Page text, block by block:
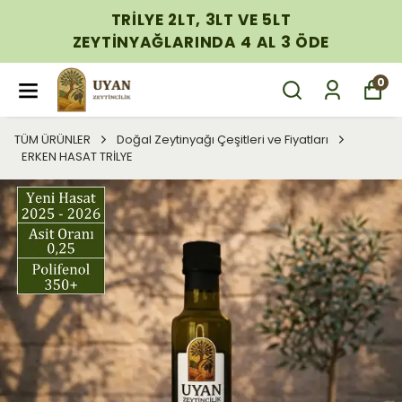
TRİLYE 2LT, 3LT VE 5LT
ZEYTİNYAĞLARINDA 4 AL 3 ÖDE
0
TÜM ÜRÜNLER
Doğal Zeytinyağı Çeşitleri ve Fiyatları
ERKEN HASAT TRİLYE